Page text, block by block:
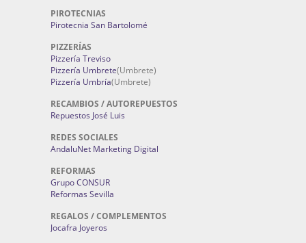
PIROTECNIAS
Pirotecnia San Bartolomé
PIZZERÍAS
Pizzería Treviso
Pizzería Umbrete(Umbrete)
Pizzería Umbría(Umbrete)
RECAMBIOS / AUTOREPUESTOS
Repuestos José Luis
REDES SOCIALES
AndaluNet Marketing Digital
REFORMAS
Grupo CONSUR
Reformas Sevilla
REGALOS / COMPLEMENTOS
Jocafra Joyeros